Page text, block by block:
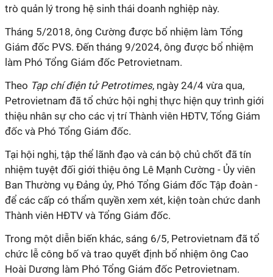
trò quản lý trong hệ sinh thái doanh nghiệp này.
Tháng 5/2018, ông Cường được bổ nhiệm làm Tổng
Giám đốc PVS. Đến tháng 9/2024, ông được bổ nhiệm
làm Phó Tổng Giám đốc Petrovietnam.
Theo Tạp chí điện tử Petrotimes, ngày 24/4 vừa qua,
Petrovietnam đã tổ chức hội nghị thực hiện quy trình giới
thiệu nhân sự cho các vị trí Thành viên HĐTV, Tổng Giám
đốc và Phó Tổng Giám đốc.
Tại hội nghị, tập thể lãnh đạo và cán bộ chủ chốt đã tín
nhiệm tuyệt đối giới thiệu ông Lê Mạnh Cường - Ủy viên
Ban Thường vụ Đảng ủy, Phó Tổng Giám đốc Tập đoàn -
để các cấp có thẩm quyền xem xét, kiện toàn chức danh
Thành viên HĐTV và Tổng Giám đốc.
Trong một diễn biến khác, sáng 6/5, Petrovietnam đã tổ
chức lễ công bố và trao quyết định bổ nhiệm ông Cao
Hoài Dương làm Phó Tổng Giám đốc Petrovietnam.